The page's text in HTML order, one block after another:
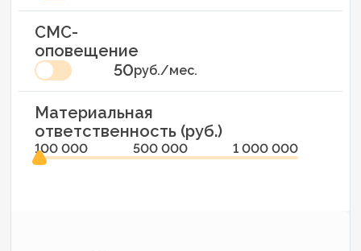
СМС-
оповещение
50руб./мес.
Материальная
ответственность (руб.)
100 000 500 000 1 000 000